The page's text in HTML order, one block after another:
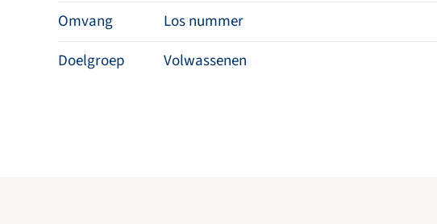
Omvang
Los nummer
Doelgroep
Volwassenen